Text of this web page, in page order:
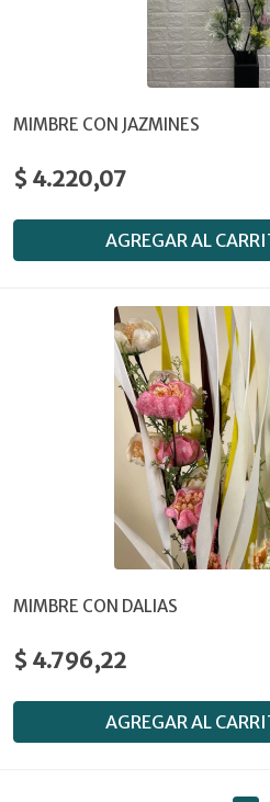
MIMBRE CON JAZMINES
$ 4.220,07
AGREGAR AL
MIMBRE CON DALIAS
$ 4.796,22
AGREGAR AL